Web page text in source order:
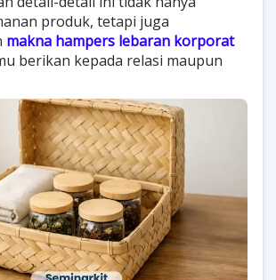
produk, tetapi juga
makna hampers lebaran korporat
berikan kepada relasi maupun